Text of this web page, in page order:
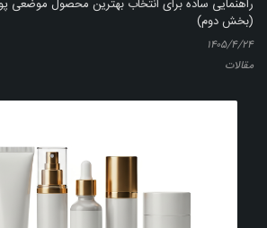
راهنمایی ساده برای انتخاب بهترین محصول موضعی
(بخش دوم)
۱۴۰۵/۴/۲۴
مقالات